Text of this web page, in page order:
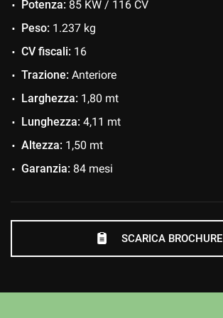
Cruise Control
ESP
Fari LED
Frenata d'emergenza assistita
Immobilizzatore elettronico
Luci diurne
Luci diurne LED
Sensore di luce
Sensori di parcheggio posteriori
Sound system
Potenza: 85 KW / 116 CV
Peso: 1.237 kg
CV fiscali: 16
Trazione: Anteriore
Larghezza: 1,80 mt
Lunghezza: 4,11 mt
Altezza: 1,50 mt
Garanzia: 84 mesi
SCARICA BROCHURE